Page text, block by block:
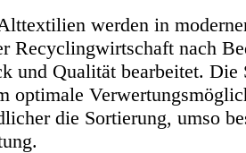
werden in
Recyclingwirtschaft nach
und Qualität bearbeitet. Die
optimale
die Sortierung, umso